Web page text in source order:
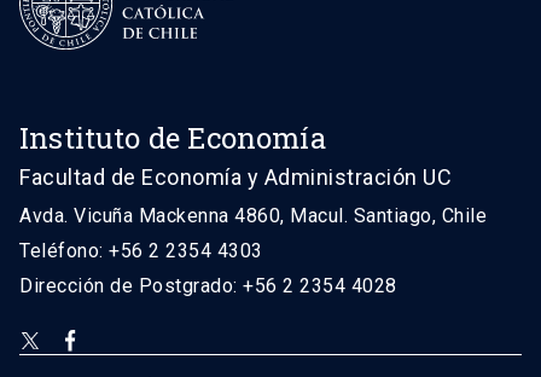
Instituto de Economía
Facultad de Economía y Administración UC
Avda. Vicuña Mackenna 4860, Macul. Santiago, Chile
Teléfono: +56 2 2354 4303
Dirección de Postgrado: +56 2 2354 4028